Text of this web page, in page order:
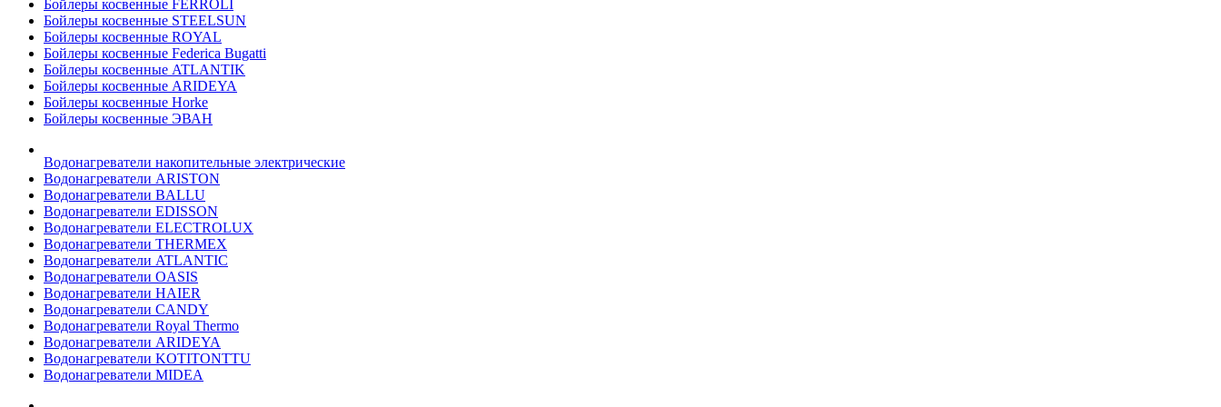
Бойлеры косвенные FERROLI
Бойлеры косвенные STEELSUN
Бойлеры косвенные ROYAL
Бойлеры косвенные Federica Bugatti
Бойлеры косвенные ATLANTIK
Бойлеры косвенные ARIDEYA
Бойлеры косвенные Horke
Бойлеры косвенные ЭВАН
Водонагреватели накопительные электрические
Водонагреватели ARISTON
Водонагреватели BALLU
Водонагреватели EDISSON
Водонагреватели ELECTROLUX
Водонагреватели THERMEX
Водонагреватели ATLANTIC
Водонагреватели OASIS
Водонагреватели HAIER
Водонагреватели CANDY
Водонагреватели Royal Thermo
Водонагреватели ARIDEYA
Водонагреватели KOTITONTTU
Водонагреватели MIDEA